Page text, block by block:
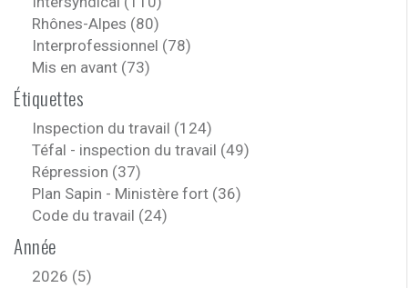
Rhônes-Alpes (80)
Interprofessionnel (78)
Mis en avant (73)
Étiquettes
Inspection du travail (124)
Téfal - inspection du travail (49)
Répression (37)
Plan Sapin - Ministère fort (36)
Code du travail (24)
Année
2026 (5)